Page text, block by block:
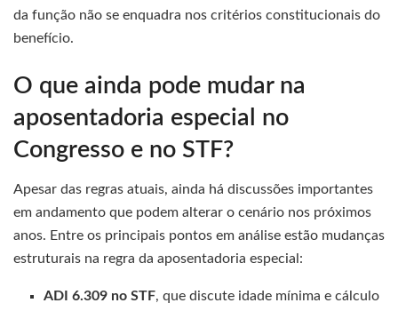
da função não se enquadra nos critérios constitucionais do
benefício.
O que ainda pode mudar na
aposentadoria especial no
Congresso e no STF?
Apesar das regras atuais, ainda há discussões importantes
em andamento que podem alterar o cenário nos próximos
anos. Entre os principais pontos em análise estão mudanças
estruturais na regra da aposentadoria especial:
ADI 6.309 no STF, que discute idade mínima e cálculo